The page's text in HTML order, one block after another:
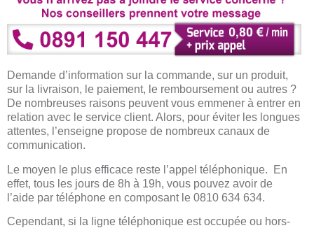
Demande d’information sur la commande, sur un produit,
sur la livraison, le paiement, le remboursement ou autres ?
De nombreuses raisons peuvent vous emmener à entrer en
relation avec le service client. Alors, pour éviter les longues
attentes, l’enseigne propose de nombreux canaux de
communication.
Le moyen le plus efficace reste l’appel téléphonique. En
effet, tous les jours de 8h à 19h, vous pouvez avoir de
l’aide par téléphone en composant le 0810 634 634.
Cependant, si la ligne téléphonique est occupée ou hors-